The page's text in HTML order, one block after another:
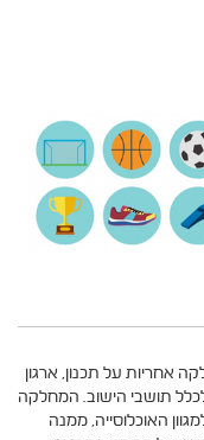
על תכנון, ארגון
לכלל תושבי הישוב. המחלקה
האוכלוסייה, ממנה